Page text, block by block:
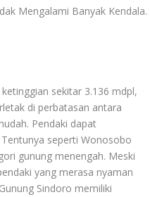
Mengalami Banyak Kendala.
sekitar 3.136 mdpl,
di perbatasan antara
Pendaki dapat
seperti Wonosobo
gunung menengah. Meski
yang merasa nyaman
Sindoro memiliki